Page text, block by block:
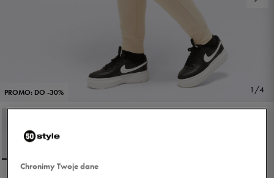
PROMO: DO -30% 1/4
Chronimy Twoje dane